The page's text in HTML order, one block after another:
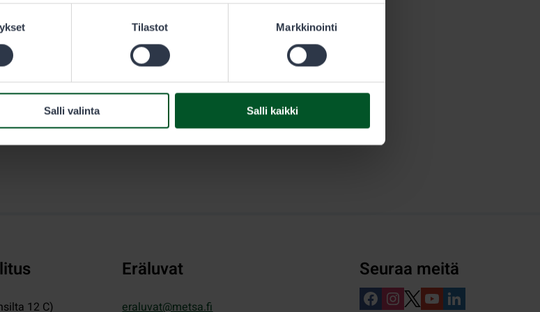
Tilastot Markkinointi
Salli valinta Salli kaikki
12 C)
Eräluvat
eraluvat@metsa.fi
Seuraa meitä